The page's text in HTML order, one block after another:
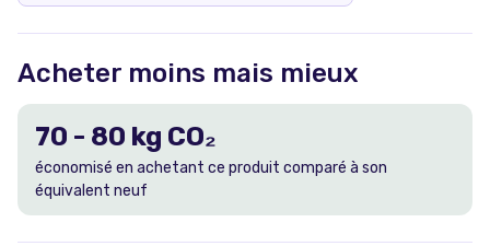
Acheter moins mais mieux
70 - 80 kg CO₂
économisé en achetant ce produit comparé à son
équivalent neuf